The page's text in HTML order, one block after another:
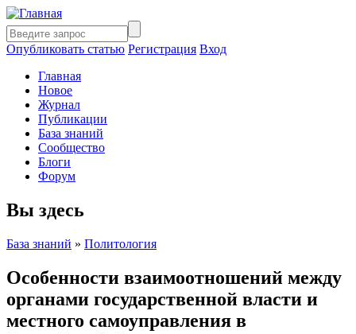
Опубликовать статью Регистрация Вход
Главная
Новое
Журнал
Публикации
База знаний
Сообщество
Блоги
Форум
Вы здесь
База знаний » Политология
Особенности взаимоотношений между
органами государственной власти и
местного самоуправления в